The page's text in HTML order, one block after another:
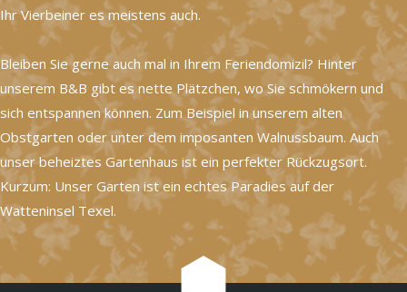
Ihr Vierbeiner es meistens auch.
Bleiben Sie gerne auch mal in Ihrem Feriendomizil? Hinter
unserem B&B gibt es nette Plätzchen, wo Sie schmökern und
sich entspannen können. Zum Beispiel in unserem alten
Obstgarten oder unter dem imposanten Walnussbaum. Auch
unser beheiztes Gartenhaus ist ein perfekter Rückzugsort.
Kurzum: Unser Garten ist ein echtes Paradies auf der
Watteninsel Texel.